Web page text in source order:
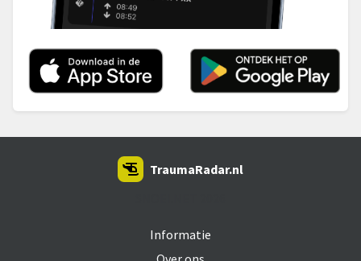
Informatie
TraumaRadar.nl